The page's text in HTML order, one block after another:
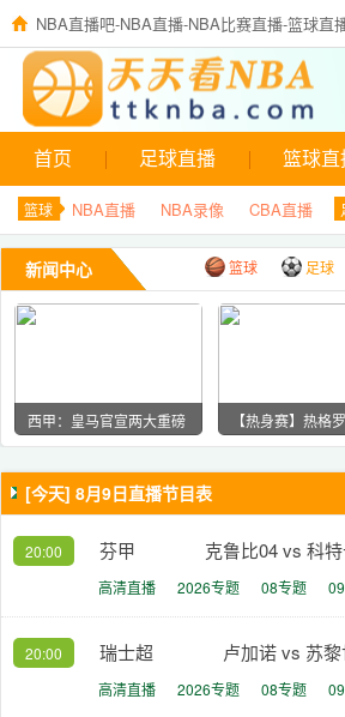
NBA直播吧-NBA直播-NBA比赛直播-篮球直
首页 足球直播 篮球直
篮球 NBA直播 NBA录像 CBA直播
新闻中心 篮球 足球
西甲：皇马官宣两大重磅
操作 疯狂夏
【热身赛】热格
制胜 尤文
[今天] 8月9日直播节目表
20:00 芬甲 克鲁比04 vs 科
高清直播 2026专题 08专题
20:00 瑞士超 卢加诺 vs 苏
高清直播 2026专题 08专题